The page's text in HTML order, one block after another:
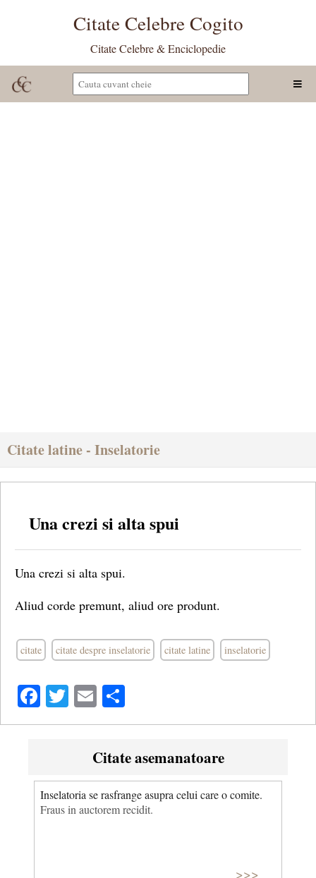
Citate Celebre Cogito
Citate Celebre & Enciclopedie
Citate latine - Inselatorie
Una crezi si alta spui
Una crezi si alta spui.
Aliud corde premunt, aliud ore produnt.
citate citate despre inselatorie citate latine inselatorie
Facebook
Twitter
Email
Citate asemanatoare
Inselatoria se rasfrange asupra celui care o comite.
Fraus in auctorem recidit.
>>>